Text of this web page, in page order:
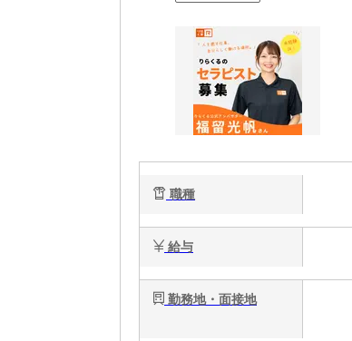
職種
給与
勤務地・面接地